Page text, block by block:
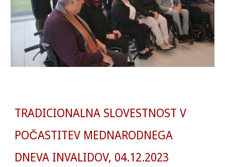
TRADICIONALNA SLOVESTNOST V
POČASTITEV MEDNARODNEGA
DNEVA INVALIDOV, 04.12.2023